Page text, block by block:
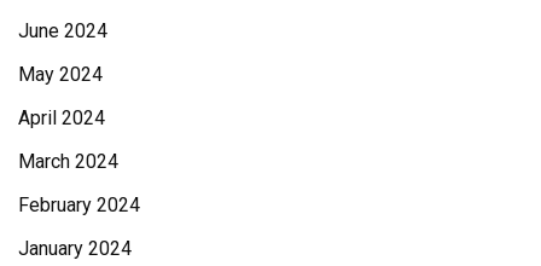
June 2024
May 2024
April 2024
March 2024
February 2024
January 2024